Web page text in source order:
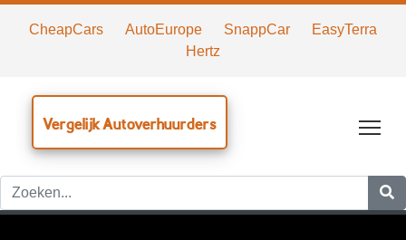
CheapCars AutoEurope SnappCar
EasyTerra
Hertz
Vergelijk Autoverhuurders